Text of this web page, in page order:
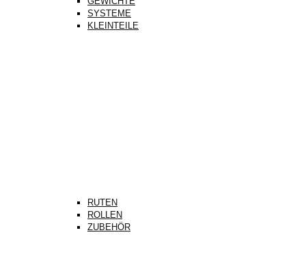
SYSTEME
KLEINTEILE
RUTEN
ROLLEN
ZUBEHÖR